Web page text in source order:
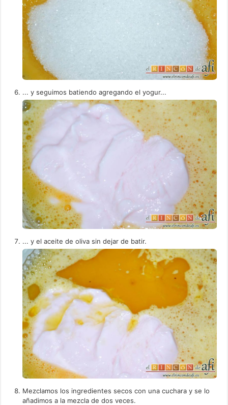
... y seguimos batiendo agregando el yogur...
... y el aceite de oliva sin dejar de batir.
Mezclamos los ingredientes secos con una cuchara y se lo
añadimos a la mezcla de dos veces.